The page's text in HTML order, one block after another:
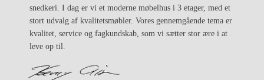
snedkeri. I dag er vi et moderne møbelhus i 3 etager, med et
stort udvalg af kvalitetsmøbler. Vores gennemgående tema er
kvalitet, service og fagkundskab, som vi sætter stor ære i at
leve op til.